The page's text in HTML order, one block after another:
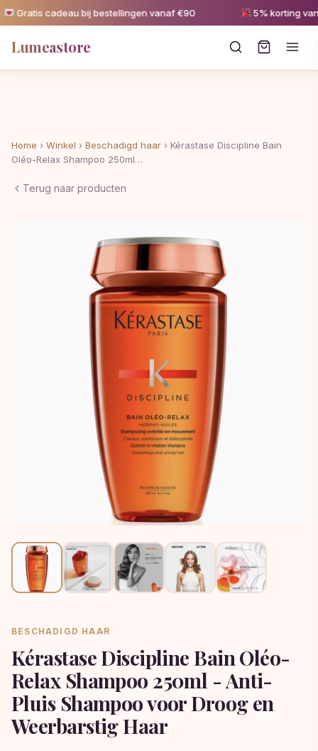
cadeau bij bestellingen vanaf €90 5% korting vanaf
Lumeastore
Home › Winkel › Beschadigd haar › Kérastase Discipline Bain
Oléo-Relax Shampoo 250ml…
Terug naar producten
BESCHADIGD HAAR
Kérastase Discipline Bain Oléo-
Relax Shampoo 250ml - Anti-
Pluis Shampoo voor Droog en
Weerbarstig Haar